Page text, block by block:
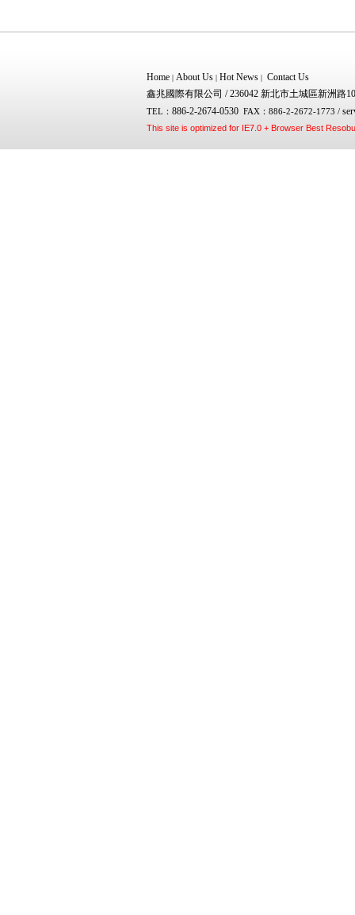
Home | About Us | Hot News | Contact Us
鑫兆國際有限公司 / 236042 新北市土城區新洲路
TEL： 886-2-2674-0530 FAX：886-2-2672-1773 /
This site is optimized for IE7.0 + Browser Best